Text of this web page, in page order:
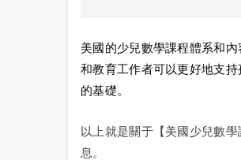
美國的少兒數學課程體系和
和教育工作者可以更好地支
的基礎。
以上就是關于【美國少兒數
息。